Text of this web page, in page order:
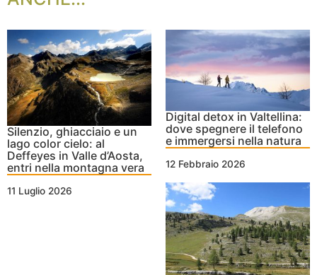
Silenzio, ghiacciaio e un
lago color cielo: al
Deffeyes in Valle d’Aosta,
entri nella montagna vera
11 Luglio 2026
Digital detox in Valtellina:
dove spegnere il telefono
e immergersi nella natura
12 Febbraio 2026